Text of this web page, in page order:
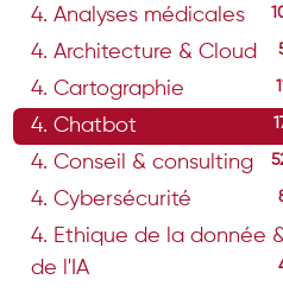
4. Analyses médicales
4. Architecture & Cloud
4. Cartographie
4. Chatbot
4. Conseil & consulting
4. Cybersécurité
4. Ethique de la donnée
de l'IA